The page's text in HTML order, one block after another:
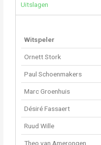
Uitslagen
Witspeler
Ornett Stork
Paul Schoenmakers
Marc Groenhuis
Désiré Fassaert
Ruud Wille
Theo van Amerongen